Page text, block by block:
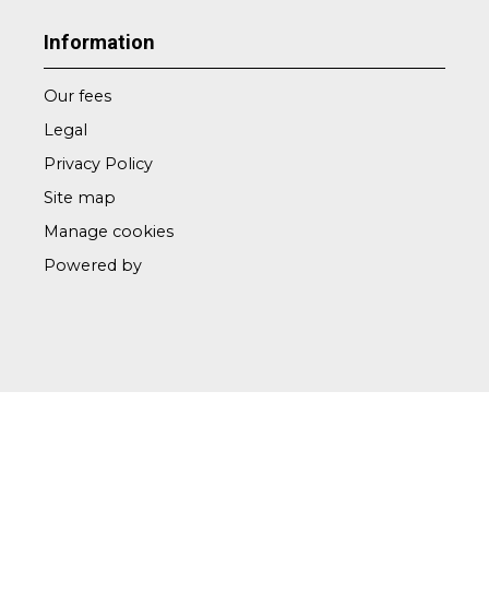
Information
Our fees
Legal
Privacy Policy
Site map
Manage cookies
Powered by